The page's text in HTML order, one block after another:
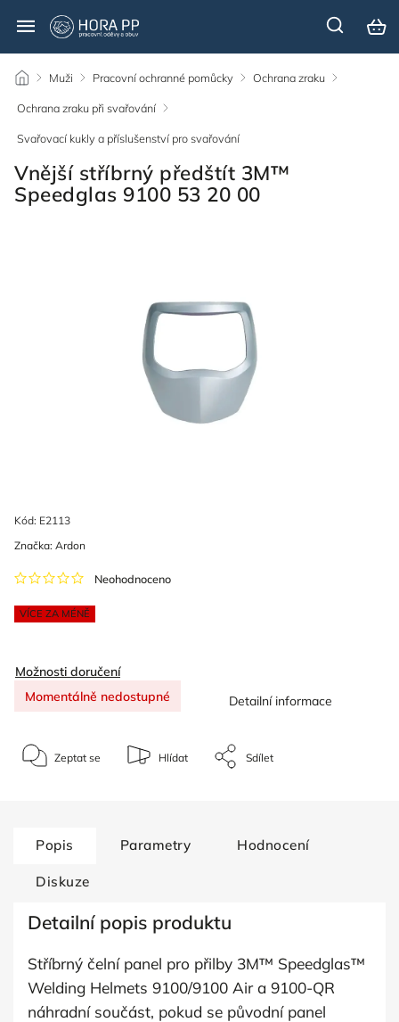
/ Muži / Pracovní ochranné pomůcky / Ochrana zraku /
Ochrana zraku při svařování /
Svařovací kukly a příslušenství pro svařování
Vnější stříbrný předštít 3M™
Speedglas 9100 53 20 00
Kód: E2113
VÍCE ZA MÉNĚ
Neohodnoceno
Značka: Ardon
Možnosti doručení
Momentálně nedostupné
Detailní informace
Zeptat se Hlídat Sdílet
Popis Parametry Hodnocení
Diskuze
Detailní popis produktu
Stříbrný čelní panel pro přilby 3M™ Speedglas™
Welding Helmets 9100/9100 Air a 9100-QR
náhradní součást, pokud se původní panel